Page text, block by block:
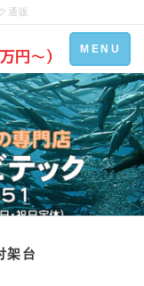
通販
Toggle
navigation
MENU
架台